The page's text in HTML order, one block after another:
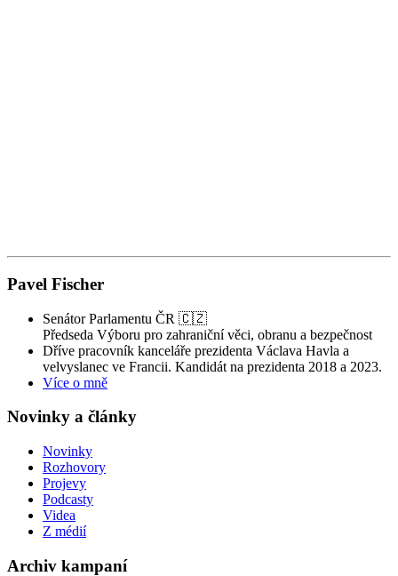
Pavel Fischer
Senátor Parlamentu ČR 🇨🇿
Předseda Výboru pro zahraniční věci, obranu a bezpečnost
Dříve pracovník kanceláře prezidenta Václava Havla a
velvyslanec ve Francii. Kandidát na prezidenta 2018 a 2023.
Více o mně
Novinky a články
Novinky
Rozhovory
Projevy
Podcasty
Videa
Z médií
Archiv kampaní